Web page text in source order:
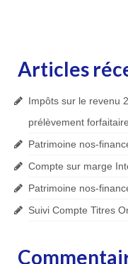
Articles
Impôts sur le revenu
prélèvement
Patrimoine nos-
Compte sur marge
Patrimoine nos-
Suivi Compte Titres